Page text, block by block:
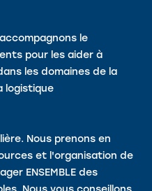
le
pour les aider à
les domaines de la
logistique
Nous prenons en
et l'organisation de
ENSEMBLE des